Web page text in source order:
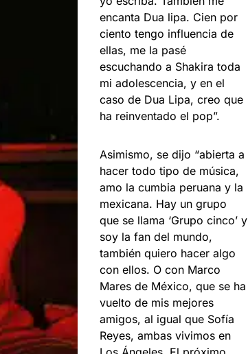
encanta Dua lipa. Cien por
ciento tengo influencia de
ellas, me la pasé
escuchando a Shakira toda
mi adolescencia, y en el
caso de Dua Lipa, creo que
ha reinventado el pop”.
Asimismo, se dijo “abierta a
hacer todo tipo de música,
amo la cumbia peruana y la
mexicana. Hay un grupo
que se llama ‘Grupo cinco’ y
soy la fan del mundo,
también quiero hacer algo
con ellos. O con Marco
Mares de México, que se ha
vuelto de mis mejores
amigos, al igual que Sofía
Reyes, ambas vivimos en